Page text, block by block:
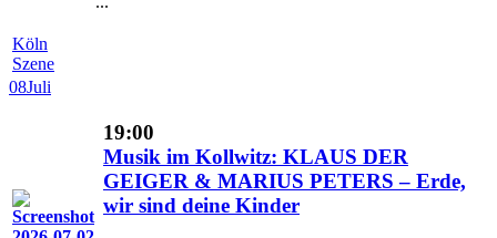
Köln
Szene
08Juli
19:00
Musik im Kollwitz: KLAUS DER
GEIGER & MARIUS PETERS – Erde,
wir sind deine Kinder